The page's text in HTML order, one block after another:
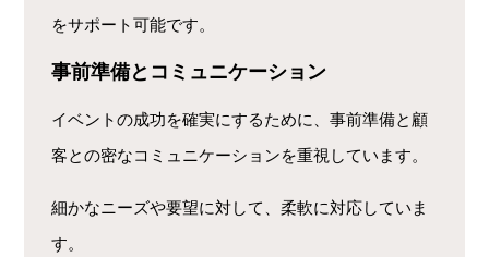
をサポート可能です。
事前準備とコミュニケーション
イベントの成功を確実にするために、事前準備と顧
客との密なコミュニケーションを重視しています。
細かなニーズや要望に対して、柔軟に対応していま
す。